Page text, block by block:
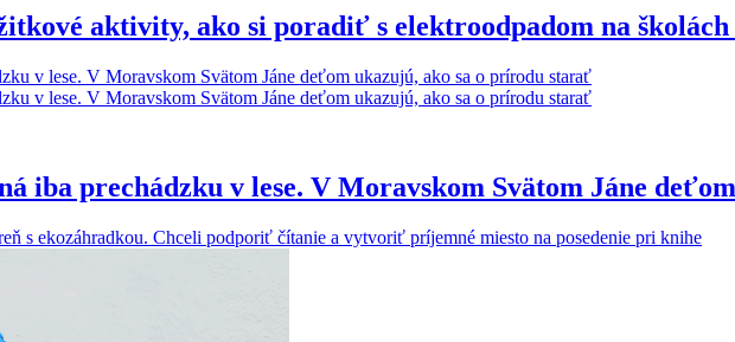
aktivity, ako si poradiť s elektroodpadom na školách
iba prechádzku v lese. V Moravskom Svätom Jáne